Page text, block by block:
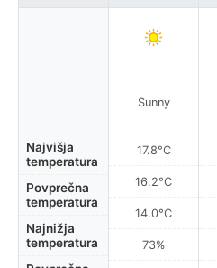
Najvišja
temperatura
Povprečna
temperatura
Najnižja
temperatura
Sunny
17.8°C
16.2°C
14.0°C
73%